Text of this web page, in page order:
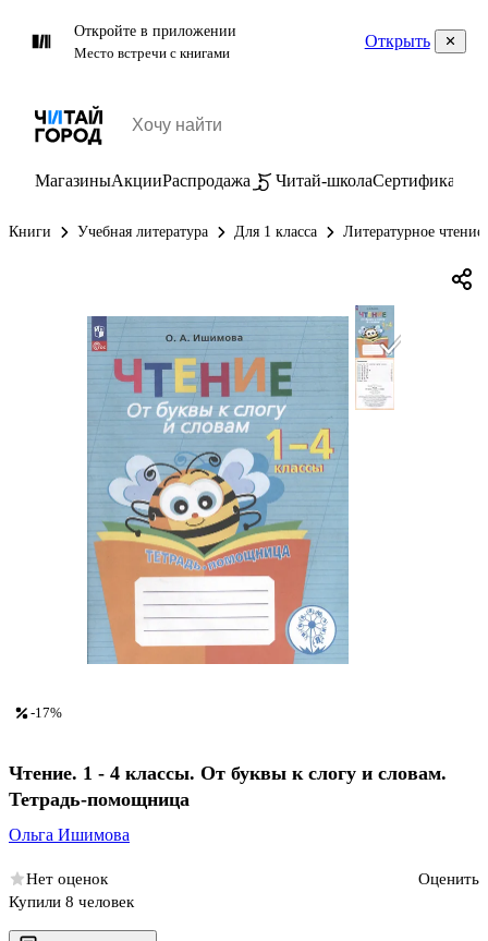
Откройте в приложении
Место встречи с книгами
Открыть
МагазиныАкцииРаспродажа Читай-школаСертификаты
Книги Учебная литература Для 1 класса Литературное чтение
-17%
Чтение. 1 - 4 классы. От буквы к слогу и словам.
Тетрадь-помощница
Ольга Ишимова
Нет оценок
Оценить
Купили 8 человек